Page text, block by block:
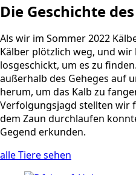
Die Geschichte
Als wir im Sommer 2022
Kälber plötzlich weg, und
losgeschickt, um es zu
außerhalb des Geheges auf
herum, um das Kalb zu
Verfolgungsjagd stellten wir
dem Zaun durchlaufen
Gegend erkunden.
alle Tiere sehen